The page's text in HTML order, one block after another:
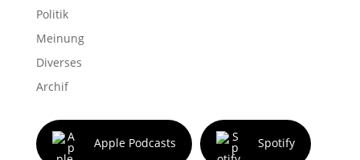
Politik
Meinung
Diverses
Archif
Apple Podcasts Spotify